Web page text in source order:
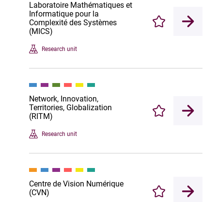
Laboratoire Mathématiques et
Informatique pour la
Complexité des Systèmes
(MICS)
Research unit
Enregistrer
Network, Innovation,
Territories, Globalization
(RITM)
Research unit
Enregistrer
Centre de Vision Numérique
(CVN)
Enregistrer